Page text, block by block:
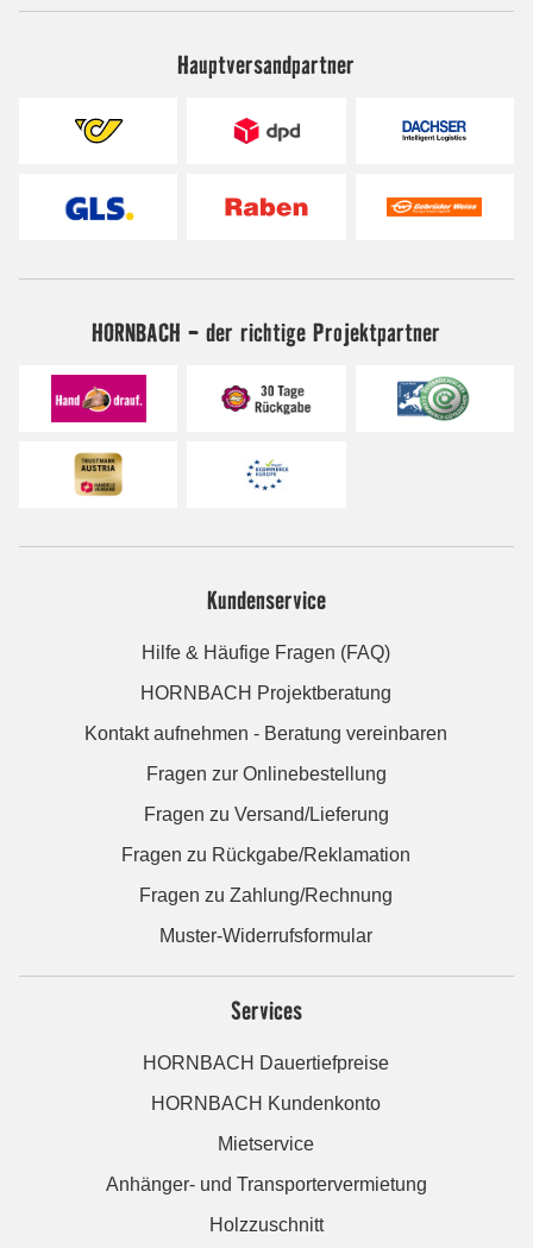
Hauptversandpartner
HORNBACH - der richtige Projektpartner
Kundenservice
Hilfe & Häufige Fragen (FAQ)
HORNBACH Projektberatung
Kontakt aufnehmen - Beratung vereinbaren
Fragen zur Onlinebestellung
Fragen zu Versand/Lieferung
Fragen zu Rückgabe/Reklamation
Fragen zu Zahlung/Rechnung
Muster-Widerrufsformular
Services
HORNBACH Dauertiefpreise
HORNBACH Kundenkonto
Mietservice
Anhänger- und Transportervermietung
Holzzuschnitt